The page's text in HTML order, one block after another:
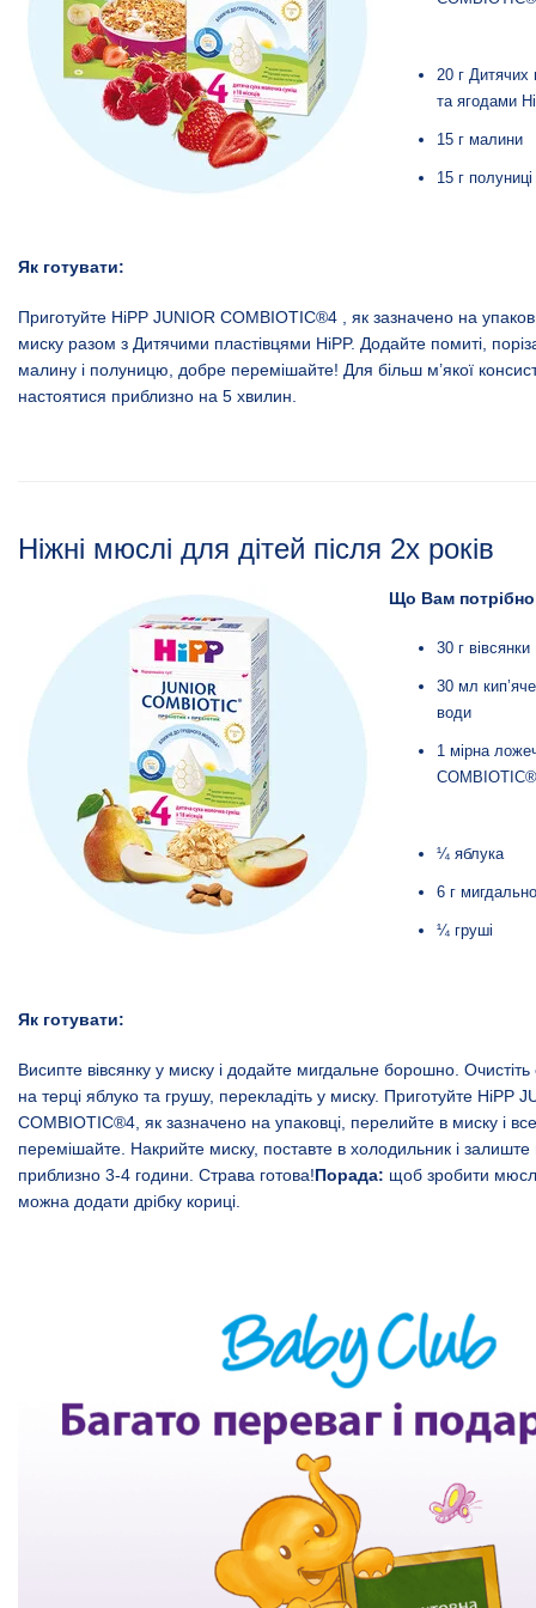
20 г Дитячих
та ягодами
15 г малини
15 г полуниці
Як готувати:
Приготуйте HiPP JUNIOR COMBIOTIC®4 , як зазначено на
миску разом з Дитячими пластівцями HiPP. Додайте помиті,
малину і полуницю, добре перемішайте! Для більш м’якої
настоятися приблизно на 5 хвилин.
Ніжні мюслі для дітей після 2х років
Що Вам
30 г вівсянки
30 мл
води
1 мірна
¼ яблука
6 г
¼ груші
Як готувати:
Висипте вівсянку у миску і додайте мигдальне борошно. Очистіть
на терці яблуко та грушу, перекладіть у миску. Приготуйте HiPP
COMBIOTIC®4 , як зазначено на упаковці, перелийте в миску і
перемішайте. Накрийте миску, поставте в холодильник і
приблизно 3-4 години. Страва готова!Порада: щоб зробити
можна додати дрібку кориці.